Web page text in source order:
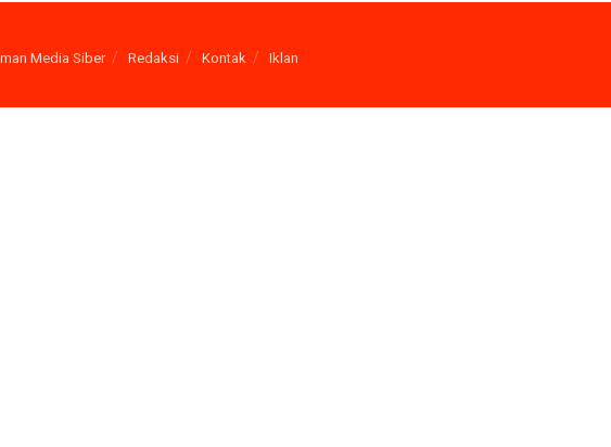
Media Siber Redaksi Kontak Iklan